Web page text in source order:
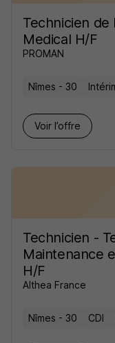
Technicien
Medical H/F
PROMAN
Nîmes - 30
Voir l’offre
Technicien -
Maintenance
H/F
Althea France
Nîmes - 30 CDI